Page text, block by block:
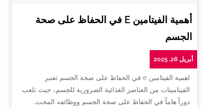
أهمية الفيتامين E في الحفاظ على صحة
الجسم
أبريل 28, 2025
اهمية الفيتامين e في الحفاظ على صحة الجسم تعتبر
الفيتامينات من العناصر الغذائية الضرورية للجسم، حيث تلعب
دوراً هاماً في الحفاظ على صحة الجسم ووظائفه المخت…